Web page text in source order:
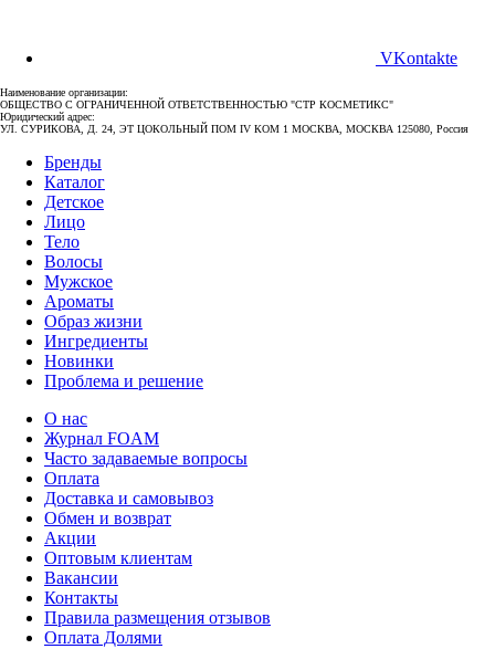
VKontakte
Наименование организации:
ОБЩЕСТВО С ОГРАНИЧЕННОЙ ОТВЕТСТВЕННОСТЬЮ "СТР КОСМЕТИКС"
Юридический адрес:
УЛ. СУРИКОВА, Д. 24, ЭТ ЦОКОЛЬНЫЙ ПОМ IV КОМ 1 МОСКВА, МОСКВА 125080, Россия
Бренды
Каталог
Детское
Лицо
Тело
Волосы
Мужское
Ароматы
Образ жизни
Ингредиенты
Новинки
Проблема и решение
О нас
Журнал FOAM
Часто задаваемые вопросы
Оплата
Доставка и самовывоз
Обмен и возврат
Акции
Оптовым клиентам
Вакансии
Контакты
Правила размещения отзывов
Оплата Долями